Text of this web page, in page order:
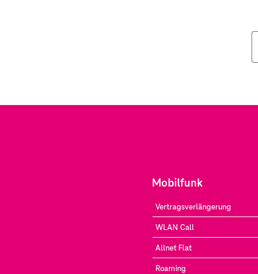
Mobilfunk
Vertragsverlängerung
WLAN Call
Allnet Flat
Roaming